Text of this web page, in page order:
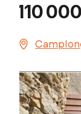
110